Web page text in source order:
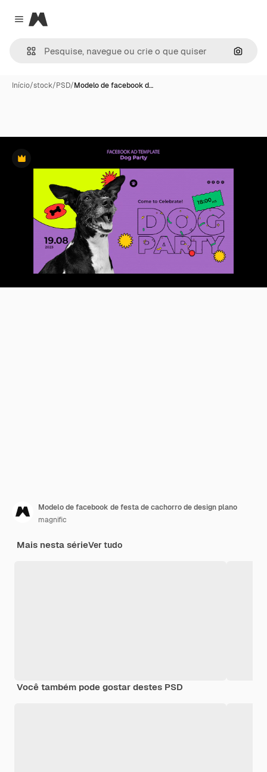
Close menu
Magnific
Início/stock/PSD/Modelo de facebook d…
Premium
Modelo de facebook de festa de cachorro de design plano
magnific
Mais nesta sérieVer tudo
Você também pode gostar destes PSD